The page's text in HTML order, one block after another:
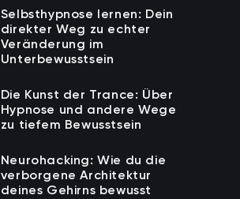
Selbsthypnose lernen: Dein
direkter Weg zu echter
Veränderung im
Unterbewusstsein
Die Kunst der Trance: Über
Hypnose und andere Wege
zu tiefem Bewusstsein
Neurohacking: Wie du die
verborgene Architektur
deines Gehirns bewusst